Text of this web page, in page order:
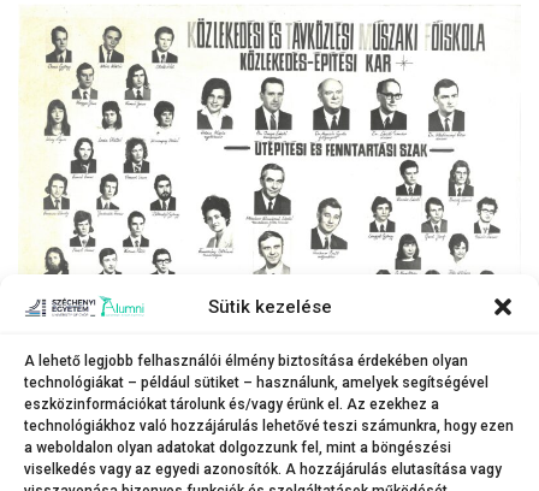
Sütik kezelése
A lehető legjobb felhasználói élmény biztosítása érdekében olyan
technológiákat – például sütiket – használunk, amelyek segítségével
eszközinformációkat tárolunk és/vagy érünk el. Az ezekhez a
technológiákhoz való hozzájárulás lehetővé teszi számunkra, hogy ezen
a weboldalon olyan adatokat dolgozzunk fel, mint a böngészési
viselkedés vagy az egyedi azonosítók. A hozzájárulás elutasítása vagy
KTMF tabló